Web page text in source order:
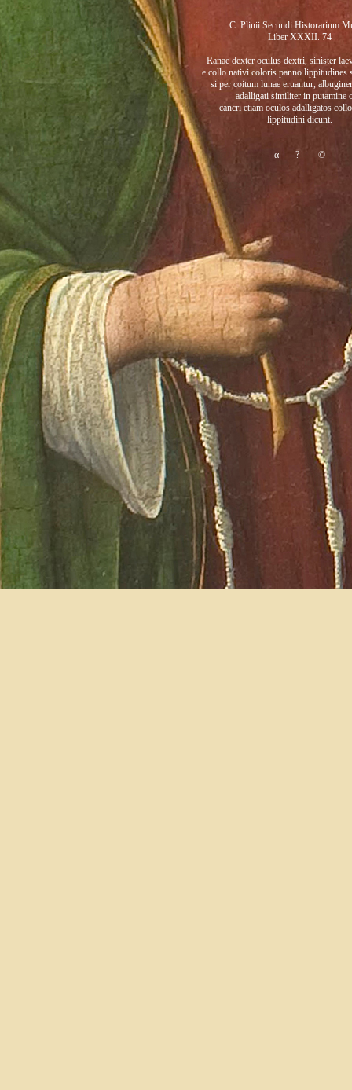
C. Plinii Secundi Historarium
Liber XXXII. 74
Ranae dexter oculus dextri, sinister
e collo nativi coloris panno lippitudines
si per coitum lunae eruantur,
adalligati similiter in putamine
cancri etiam oculos adalligatos
lippitudini dicunt.
α ? ©